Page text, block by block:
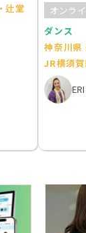
辻堂
オンラ
ダンス
神奈川県
JR横須